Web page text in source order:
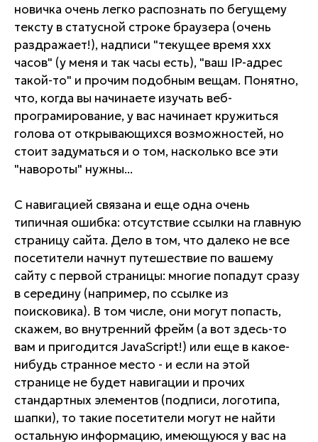
новичка очень легко распознать по бегущему
тексту в статусной строке браузера (очень
раздражает!), надписи "текущее время xxx
часов" (у меня и так часы есть), "ваш IP-адрес
такой-то" и прочим подобным вещам. Понятно,
что, когда вы начинаете изучать веб-
програмирование, у вас начинает кружиться
голова от открывающихся возможностей, но
стоит задуматься и о том, насколько все эти
"навороты" нужны...
С навигацией связана и еще одна очень
типичная ошибка: отсутствие ссылки на главную
страницу сайта. Дело в том, что далеко не все
посетители начнут путешествие по вашему
сайту с первой страницы: многие попадут сразу
в середину (например, по ссылке из
поисковика). В том числе, они могут попасть,
скажем, во внутренний фрейм (а вот здесь-то
вам и пригодится JavaScript!) или еще в какое-
нибудь странное место - и если на этой
странице не будет навигации и прочих
стандартных элементов (подписи, логотипа,
шапки), то такие посетители могут не найти
остальную информацию, имеющуюся у вас на